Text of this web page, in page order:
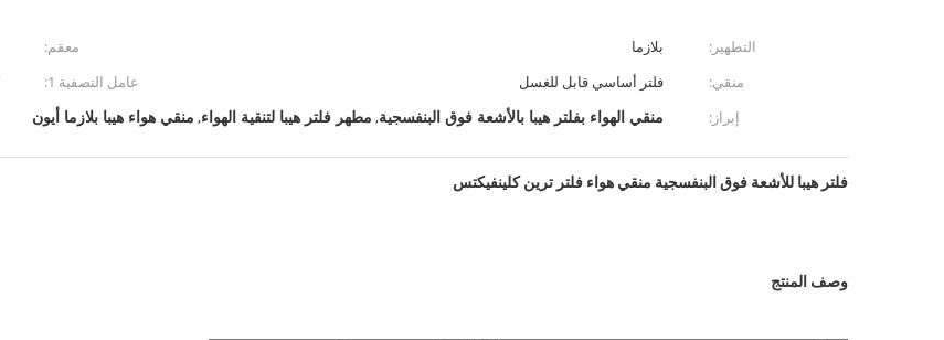
التطهير:
بلازما معقم:
منقي:
فلتر أساسي قابل للغسل عامل التصفية 1:
إبراز:
منقي الهواء بفلتر هيبا بالأشعة فوق البنفسجية, مطهر فلتر هيبا لتنقية الهواء, منقي هواء هيبا بلازما أيون
فلتر هيبا للأشعة فوق البنفسجية منقي هواء فلتر ترين كلينفيكتس
وصف المنتج